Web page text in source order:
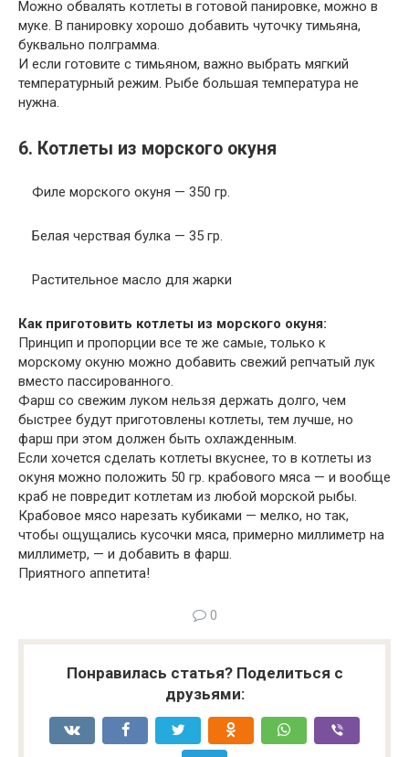
Можно обвалять котлеты в готовой панировке, можно в
муке. В панировку хорошо добавить чуточку тимьяна,
буквально полграмма.
И если готовите с тимьяном, важно выбрать мягкий
температурный режим. Рыбе большая температура не
нужна.
6. Котлеты из морского окуня
Филе морского окуня — 350 гр.
Белая черствая булка — 35 гр.
Растительное масло для жарки
Как приготовить котлеты из морского окуня:
Принцип и пропорции все те же самые, только к
морскому окуню можно добавить свежий репчатый лук
вместо пассированного.
Фарш со свежим луком нельзя держать долго, чем
быстрее будут приготовлены котлеты, тем лучше, но
фарш при этом должен быть охлажденным.
Если хочется сделать котлеты вкуснее, то в котлеты из
окуня можно положить 50 гр. крабового мяса — и вообще
краб не повредит котлетам из любой морской рыбы.
Крабовое мясо нарезать кубиками — мелко, но так,
чтобы ощущались кусочки мяса, примерно миллиметр на
миллиметр, — и добавить в фарш.
Приятного аппетита!
0
Понравилась статья? Поделиться с
друзьями: